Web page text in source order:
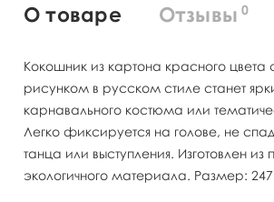
О товаре Отзывы 0
Кокошник из картона красного цвета
рисунком в русском стиле станет
карнавального костюма или
Легко фиксируется на голове, не
танца или выступления. Изготовлен из
экологичного материала. Размер: